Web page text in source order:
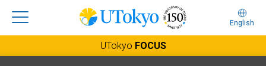
English
UTokyo FOCUS